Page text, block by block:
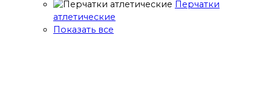
Перчатки
атлетические
Показать все